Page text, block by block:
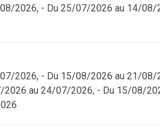
2026, - Du 25/07/2026 au 14/08/
2026, - Du 15/08/2026 au 21/08/
au 24/07/2026, - Du 15/08/